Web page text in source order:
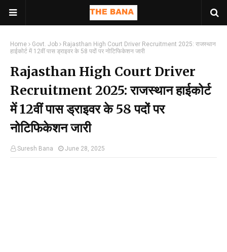
Home Govt. Job
Rajasthan High Court Driver Recruitment 2025: राजस्थान
हाईकोर्ट में 12वीं पास ड्राइवर के 58 पदों पर नोटिफिकेशन जारी
Rajasthan High Court Driver
Recruitment 2025: राजस्थान हाईकोर्ट
में 12वीं पास ड्राइवर के 58 पदों पर
नोटिफिकेशन जारी
Suresh Bana June 28, 2025